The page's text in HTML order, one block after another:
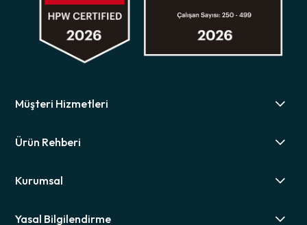
Müşteri Hizmetleri
Ürün Rehberi
Kurumsal
Yasal Bilgilendirme